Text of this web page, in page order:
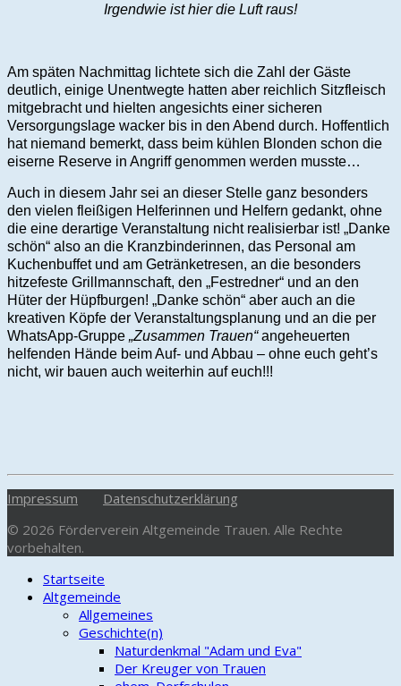
Irgendwie ist hier die Luft raus!
Am späten Nachmittag lichtete sich die Zahl der Gäste
deutlich, einige Unentwegte hatten aber reichlich Sitzfleisch
mitgebracht und hielten angesichts einer sicheren
Versorgungslage wacker bis in den Abend durch. Hoffentlich
hat niemand bemerkt, dass beim kühlen Blonden schon die
eiserne Reserve in Angriff genommen werden musste…
Auch in diesem Jahr sei an dieser Stelle ganz besonders
den vielen fleißigen Helferinnen und Helfern gedankt, ohne
die eine derartige Veranstaltung nicht realisierbar ist! „Danke
schön“ also an die Kranzbinderinnen, das Personal am
Kuchenbuffet und am Getränketresen, an die besonders
hitzefeste Grillmannschaft, den „Festredner“ und an den
Hüter der Hüpfburgen! „Danke schön“ aber auch an die
kreativen Köpfe der Veranstaltungsplanung und an die per
WhatsApp-Gruppe „Zusammen Trauen“angeheuerten
helfenden Hände beim Auf- und Abbau – ohne euch geht’s
nicht, wir bauen auch weiterhin auf euch!!!
Impressum
Datenschutzerklärung
© 2026 Förderverein Altgemeinde Trauen. Alle Rechte
vorbehalten.
Startseite
Altgemeinde
Allgemeines
Geschichte(n)
Naturdenkmal "Adam und Eva"
Der Kreuger von Trauen